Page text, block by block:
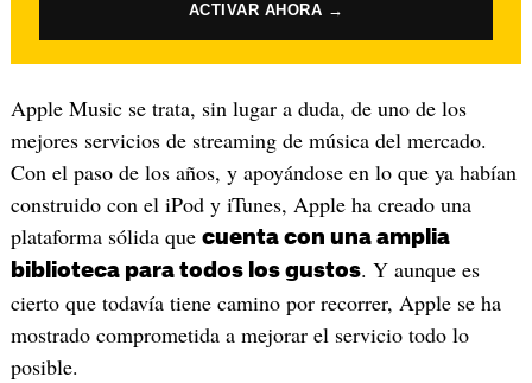
ACTIVAR AHORA →
Apple Music se trata, sin lugar a duda, de uno de los
mejores servicios de streaming de música del mercado.
Con el paso de los años, y apoyándose en lo que ya habían
construido con el iPod y iTunes, Apple ha creado una
plataforma sólida que cuenta con una amplia
biblioteca para todos los gustos. Y aunque es
cierto que todavía tiene camino por recorrer, Apple se ha
mostrado comprometida a mejorar el servicio todo lo
posible.